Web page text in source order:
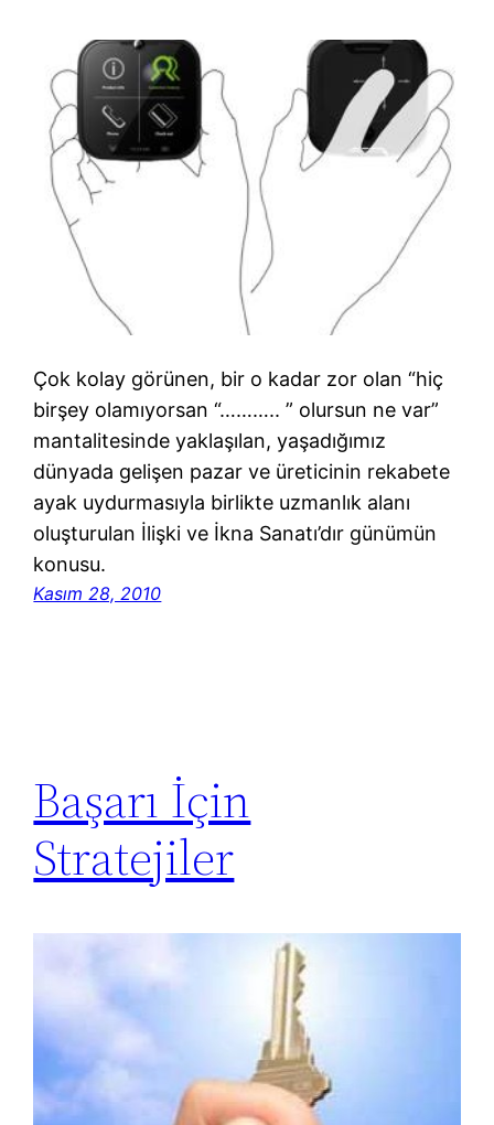
Çok kolay görünen, bir o kadar zor olan “hiç
birşey olamıyorsan “……….. ” olursun ne var”
mantalitesinde yaklaşılan, yaşadığımız
dünyada gelişen pazar ve üreticinin rekabete
ayak uydurmasıyla birlikte uzmanlık alanı
oluşturulan İlişki ve İkna Sanatı’dır günümün
konusu.
Kasım 28, 2010
Başarı İçin
Stratejiler